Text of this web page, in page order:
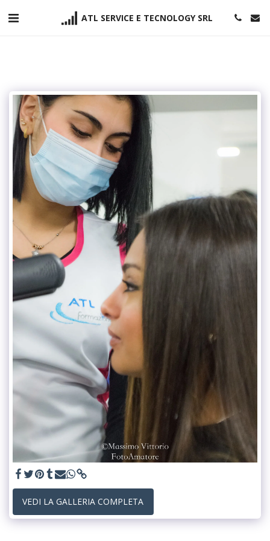
ATL SERVICE E TECNOLOGY SRL
VEDI LA GALLERIA COMPLETA